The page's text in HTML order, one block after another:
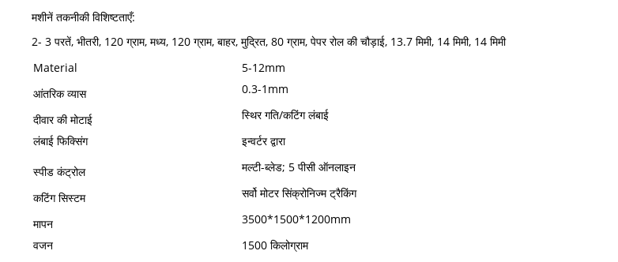
मशीनें तकनीकी विशिष्टताएँ:
2- 3 परतें, भीतरी, 120 ग्राम, मध्य, 120 ग्राम, बाहर, मुद्रित, 80 ग्राम, पेपर रोल की चौड़ाई, 13.7 मिमी, 14 मिमी, 14 मिमी
Material
5-12mm
आंतरिक व्यास
0.3-1mm
दीवार की मोटाई स्थिर गति/कटिंग लंबाई
लंबाई फिक्सिंग
इन्वर्टर द्वारा
स्पीड कंट्रोल मल्टी-ब्लेड; 5 पीसी ऑनलाइन
कटिंग सिस्टम सर्वो मोटर सिंक्रोनिज्म ट्रैकिंग
मापन
3500*1500*1200mm
वजन
1500 किलोग्राम